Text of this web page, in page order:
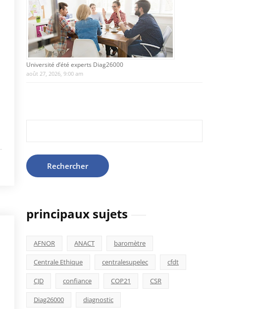
Université d’été experts Diag26000
août 27, 2026, 9:00 am
principaux sujets
AFNOR ANACT baromètre
Centrale Ethique centralesupelec cfdt
CJD confiance COP21 CSR
Diag26000 diagnostic